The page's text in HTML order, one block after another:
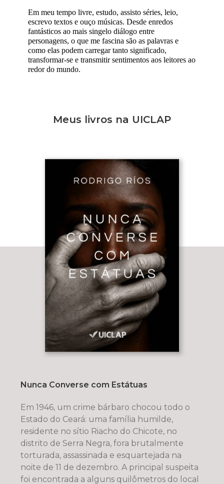
Em meu tempo livre, estudo, assisto séries, leio,
escrevo textos e ouço músicas. Desde enredos
fantásticos ao mais singelo diálogo entre
personagens, o que me fascina são as palavras e
como elas podem carregar tanto significado,
transformar-se e transmitir sentimentos aos leitores ao
redor do mundo.
Meus livros na UICLAP
Nunca Converse com Estátuas
Em 1946, um crime bárbaro chocou todo o
Estado do Ceará: uma família humilde,
residente no sítio Riacho do Chicote, no
distrito de Serra Negra, fora brutalmente
torturada, assassinada e esquartejada na
noite de 11 de dezembro. A principal suspeita
foi encontrada a alguns quilômetros do local